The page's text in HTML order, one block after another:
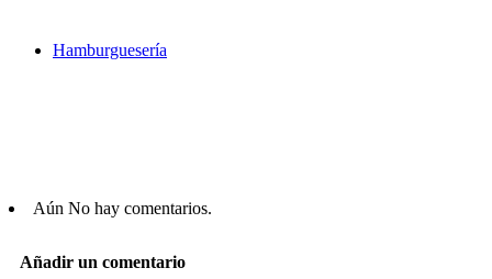
Hamburguesería
Aún No hay comentarios.
Añadir un comentario